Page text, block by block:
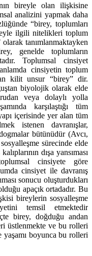
bireyle olan ilişkisine
analizini yapmak daha
“birey, toplumları
ilgili nitelikleri toplum
tanımlanmaktayken
genelde toplumların
Toplumsal cinsiyet
cinsiyetin toplum
kilit unsur “birey” dir.
biyolojik olarak elde
veya dolaylı yolla
karşılaştığı tüm
içerisinde yer alan tüm
istenen davranışlar,
bütünüdür (Avcı,
sürecinde elde
dışa yansıması
cinsiyete göre
cinsiyet ile davranış
sonucu oluşturdukları
apaçık ortadadır. Bu
bireylerin sosyalleşme
temsil etmektedir
birey, doğduğu andan
üstlenmekte ve bu rolleri
yaşamı boyunca bu rolleri